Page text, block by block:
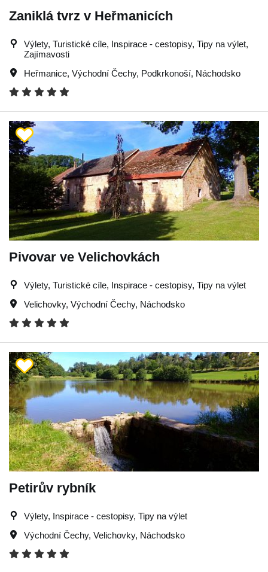
Zaniklá tvrz v Heřmanicích
Výlety, Turistické cíle, Inspirace - cestopisy, Tipy na výlet,
Zajímavosti
Heřmanice, Východní Čechy, Podkrkonoší, Náchodsko
Pivovar ve Velichovkách
Výlety, Turistické cíle, Inspirace - cestopisy, Tipy na výlet
Velichovky, Východní Čechy, Náchodsko
Petirův rybník
Výlety, Inspirace - cestopisy, Tipy na výlet
Východní Čechy, Velichovky, Náchodsko